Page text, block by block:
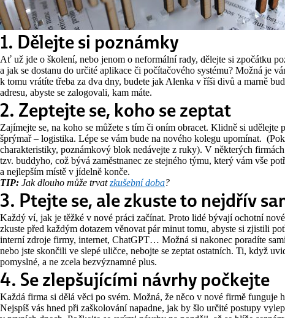
1. Dělejte si poznámky
Ať už jde o školení, nebo jenom o neformální rady, dělejte si zpočátku
a jak se dostanu do určité aplikace či počítačového systému? Možná je
k tomu vrátíte třeba za dva dny, budete jak Alenka v říši divů a marně
adresu, abyste se zalogovali, kam máte.
2. Zeptejte se, koho se zeptat
Zajímejte se, na koho se můžete s tím či oním obracet. Klidně si
šprýmař – logistika. Lépe se vám bude na nového kolegu upomínat.
charakteristiky, poznámkový blok nedávejte z ruky). V některých
tzv. buddyho, což bývá zaměstnanec ze stejného týmu, který vám vše
a nejlepším místě v jídelně konče.
TIP: Jak dlouho může trvatzkušební doba?
3. Ptejte se, ale zkuste to nejdřív
Každý ví, jak je těžké v nové práci začínat. Proto lidé bývají ochotní
zkuste před každým dotazem věnovat pár minut tomu, abyste si zjistili
interní zdroje firmy, internet, ChatGPT… Možná si nakonec poradíte
nebo jste skončili ve slepé uličce, nebojte se zeptat ostatních. Ti, když
pomyslné, a ne zcela bezvýznamné plus.
4. Se zlepšujícími návrhy počkejte
Každá firma si dělá věci po svém. Možná, že něco v nové firmě funguje
Nejspíš vás hned při zaškolování napadne, jak by šlo určité postupy